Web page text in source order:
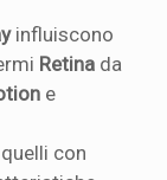
influiscono
Retina da
e
con